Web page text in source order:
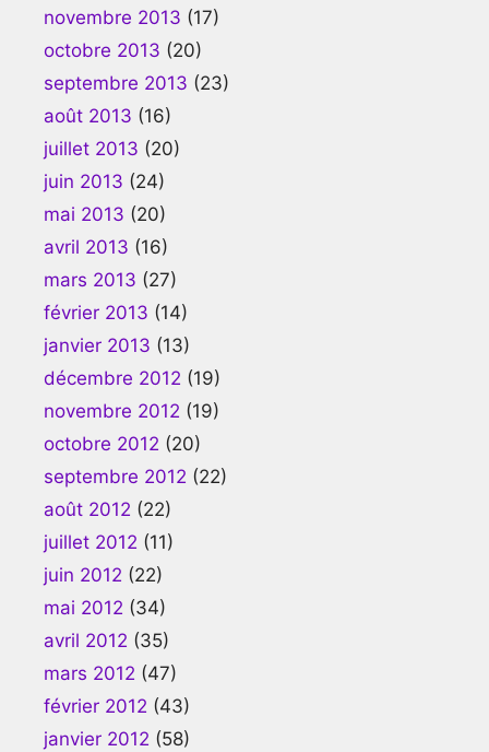
novembre 2013 (17)
octobre 2013 (20)
septembre 2013 (23)
août 2013 (16)
juillet 2013 (20)
juin 2013 (24)
mai 2013 (20)
avril 2013 (16)
mars 2013 (27)
février 2013 (14)
janvier 2013 (13)
décembre 2012 (19)
novembre 2012 (19)
octobre 2012 (20)
septembre 2012 (22)
août 2012 (22)
juillet 2012 (11)
juin 2012 (22)
mai 2012 (34)
avril 2012 (35)
mars 2012 (47)
février 2012 (43)
janvier 2012 (58)